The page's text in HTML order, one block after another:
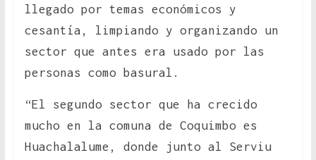
llegado por temas económicos y
cesantía, limpiando y organizando un
sector que antes era usado por las
personas como basural.
“El segundo sector que ha crecido
mucho en la comuna de Coquimbo es
Huachalalume, donde junto al Serviu